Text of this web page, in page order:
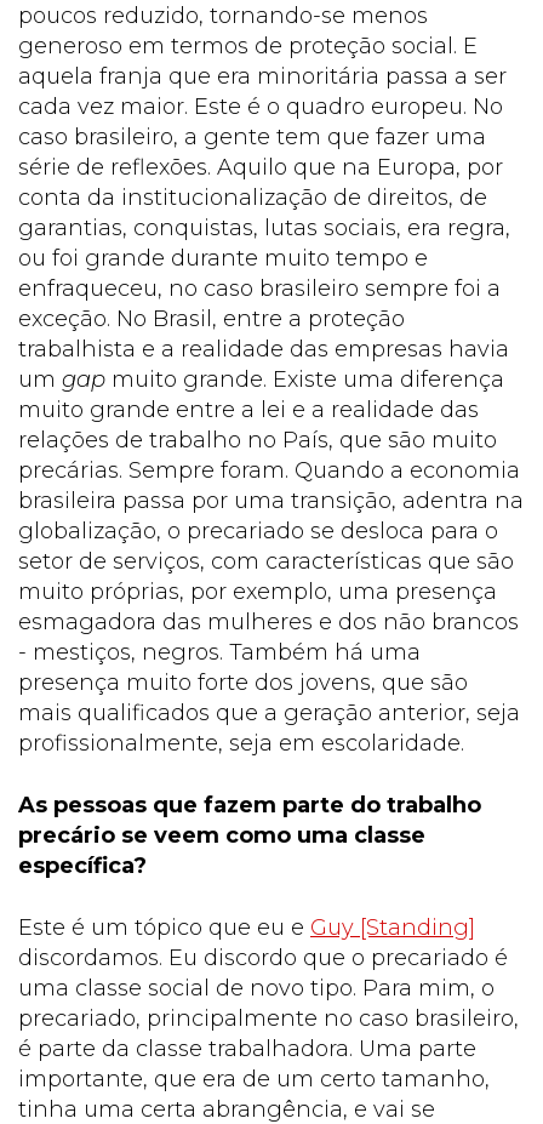
poucos reduzido, tornando-se menos
generoso em termos de proteção social. E
aquela franja que era minoritária passa a ser
cada vez maior. Este é o quadro europeu. No
caso brasileiro, a gente tem que fazer uma
série de reflexões. Aquilo que na Europa, por
conta da institucionalização de direitos, de
garantias, conquistas, lutas sociais, era regra,
ou foi grande durante muito tempo e
enfraqueceu, no caso brasileiro sempre foi a
exceção. No Brasil, entre a proteção
trabalhista e a realidade das empresas havia
um gap muito grande. Existe uma diferença
muito grande entre a lei e a realidade das
relações de trabalho no País, que são muito
precárias. Sempre foram. Quando a economia
brasileira passa por uma transição, adentra na
globalização, o precariado se desloca para o
setor de serviços, com características que são
muito próprias, por exemplo, uma presença
esmagadora das mulheres e dos não brancos
- mestiços, negros. Também há uma
presença muito forte dos jovens, que são
mais qualificados que a geração anterior, seja
profissionalmente, seja em escolaridade.
As pessoas que fazem parte do trabalho
precário se veem como uma classe
específica?
Este é um tópico que eu e Guy [Standing]
discordamos. Eu discordo que o precariado é
uma classe social de novo tipo. Para mim, o
precariado, principalmente no caso brasileiro,
é parte da classe trabalhadora. Uma parte
importante, que era de um certo tamanho,
tinha uma certa abrangência, e vai se